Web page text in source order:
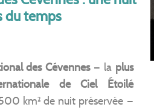
du temps
des Cévennes— la plus
de Ciel Étoilé
km² de nuit préservée —